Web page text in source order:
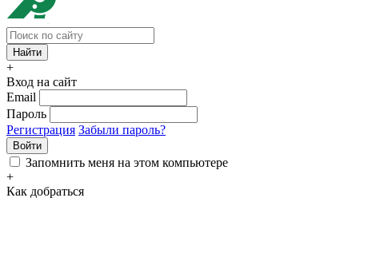
+
Вход на сайт
Email
Пароль
Регистрация Забыли пароль?
Войти
Запомнить меня на этом компьютере
+
Как добраться